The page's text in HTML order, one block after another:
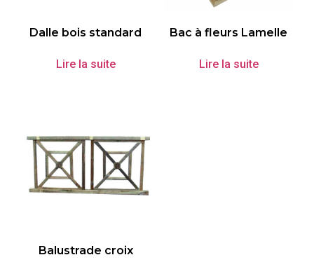
Dalle bois standard
Lire la suite
Bac à fleurs Lamelle
Lire la suite
Balustrade croix